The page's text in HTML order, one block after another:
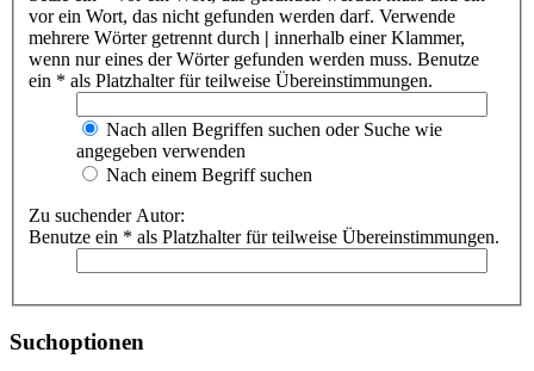
vor ein Wort, das nicht gefunden werden darf. Verwende
mehrere Wörter getrennt durch | innerhalb einer Klammer,
wenn nur eines der Wörter gefunden werden muss. Benutze
ein * als Platzhalter für teilweise Übereinstimmungen.
Nach allen Begriffen suchen oder Suche wie
angegeben verwenden
Nach einem Begriff suchen
Zu suchender Autor:
Benutze ein * als Platzhalter für teilweise Übereinstimmungen.
Suchoptionen